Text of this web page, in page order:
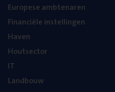
Euro­pe­se ambtenaren
Finan­ci­ë­le instellingen
Haven
Hout­sec­tor
IT
Land­bouw